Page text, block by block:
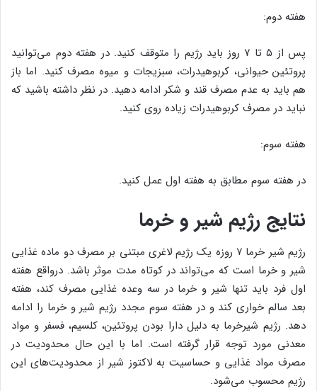
هفته دوم:
پس از ۵ تا ۷ روز باید رژیم را متوقف کنید. در هفته دوم می‌توانید
پروتئین حیوانی، کربوهیدرات، سبزیجات و میوه مصرف کنید. اما باز
هم باید به عدم مصرف قند و شکر ادامه دهید. در نظر داشته باشید که
نباید در مصرف کربوهیدرات زیاده روی کنید.
هفته سوم:
در هفته سوم مطابق به هفته اول عمل کنید.
نتایج رژیم شیر و خرما
رژیم شیر خرما ۷ روزه یک رژیم لاغری مبتنی بر مصرف دو ماده غذایی
شیر و خرما است که می‌تواند در کوتاه مدت موثر باشد. درواقع هفته
اول فرد باید تنها شیر و خرما در سه وعده غذایی مصرف کند، هفته
بعد سالم خواری کند و در هفته سوم مجدد رژیم شیر و خرما را ادامه
دهد. رژیم شیرخرما به دلیل دارا بودن پروتئین، کلسیم، فسفر و مواد
معدنی مورد توجه قرار گرفته است. اما با این حال محدودیت در
مصرف مواد غذایی و حساسیت به لاکتوز شیر از محدودیت‎‌های این
رژیم محسوب می‌شود.